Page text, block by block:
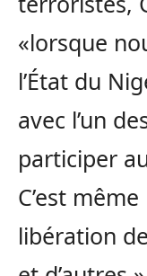
«lorsque
l’État du
avec l’un
participer
C’est
libération